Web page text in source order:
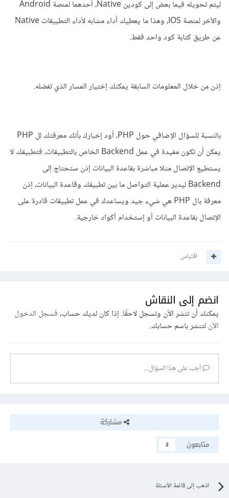
ليتم تحويله فيما بعض إلى كودين Native، أحدهما لمنصة Android
والأخر لمنصة IOS، وهذا ما يعطيك أداء مشابه لأداء التطبيقات Native
عن طريق كتابة كود واحد فقط.
إذن من خلال المعلومات السابقة يمكنك إختيار المسار الذي تفضله.
بالنسبة للسؤال الإضافي حول PHP، أود إخبارك بأنك معرفتك لل PHP
يمكن أن تكون مفيدة في عمل Backend الخاص بالتطبيقات، فتطبيقك لا
يستطيع الإتصال مثلا مباشرة بقاعدة البيانات إذن ستحتاج إلى
Backend ليدير عملية التواصل ما بين تطبيقك وقاعدة البيانات، إذن
معرفة بال PHP هي شيء جيد ويساعدك في عمل تطبيقات قادرة على
الإتصال بقاعدة البيانات أو إستخدام أكواد خارجية.
اقتباس
انضم إلى النقاش
يمكنك أن تنشر الآن وتسجل لاحقًا. إذا كان لديك حساب،فسجل الدخول
الآنلتنشر باسم حسابك.
أجب على هذا السؤال...
مشاركة
متابعون
2
اذهب إلى قائمة الأسئلة